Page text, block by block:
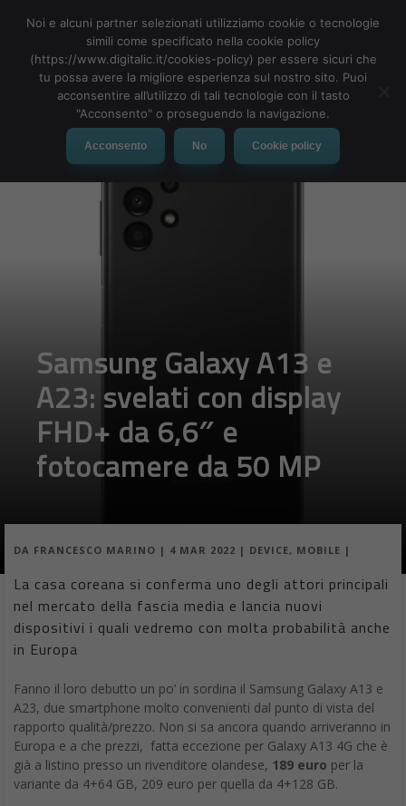
MENU
Samsung Galaxy A13 e
A23: svelati con display
FHD+ da 6,6″ e
fotocamere da 50 MP
DA FRANCESCO MARINO | 4 MAR 2022 | DEVICE, MOBILE |
La casa coreana si conferma uno degli attori principali
nel mercato della fascia media e lancia nuovi
dispositivi i quali vedremo con molta probabilità anche
in Europa
Fanno il loro debutto un po’ in sordina il Samsung Galaxy A13 e
A23, due smartphone molto convenienti dal punto di vista del
rapporto qualità/prezzo. Non si sa ancora quando arriveranno in
Europa e a che prezzi, fatta eccezione per Galaxy A13 4G che è
già a listino presso un rivenditore olandese, 189 euro per la
variante da 4+64 GB, 209 euro per quella da 4+128 GB.
Noi e alcuni partner selezionati utilizziamo cookie o tecnologie
simili come specificato nella cookie policy
(https://www.digitalic.it/cookies-policy) per essere sicuri che
tu possa avere la migliore esperienza sul nostro sito. Puoi
acconsentire all’utilizzo di tali tecnologie con il tasto
"Acconsento" o proseguendo la navigazione.
Acconsento No Cookie policy